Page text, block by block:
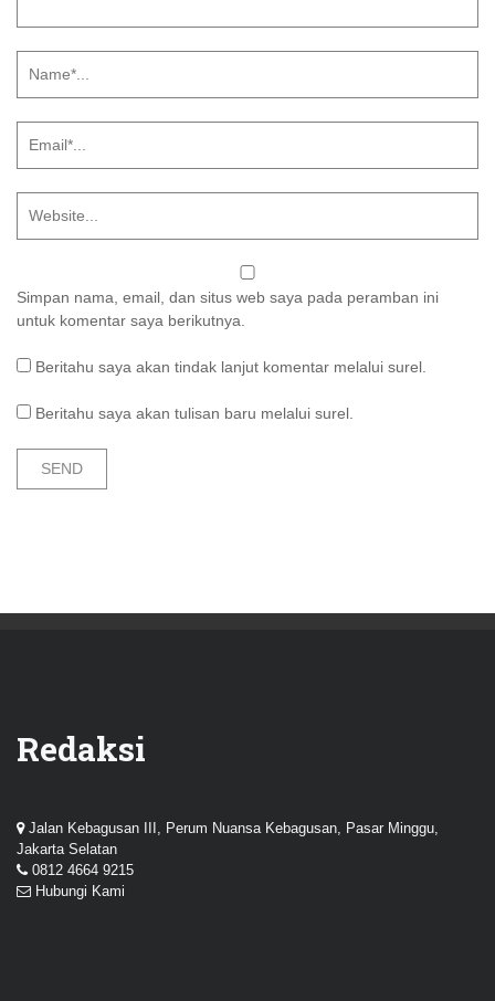
Simpan nama, email, dan situs web saya pada peramban ini
untuk komentar saya berikutnya.
Beritahu saya akan tindak lanjut komentar melalui surel.
Beritahu saya akan tulisan baru melalui surel.
Redaksi
Jalan Kebagusan III, Perum Nuansa Kebagusan, Pasar Minggu,
Jakarta Selatan
0812 4664 9215
Hubungi Kami